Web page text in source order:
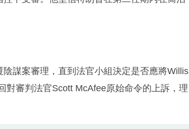
謀案審理，直到法官小組決定是否應將Willis
對審判法官Scott McAfee原始命令的上訴，理